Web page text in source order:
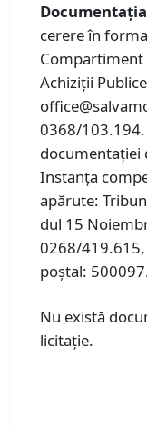
cerere în
Compartiment
Achiziții
0368/
documentației
Instanța
apărute:
dul 15
0268/
poștal:
Nu există
licitație.